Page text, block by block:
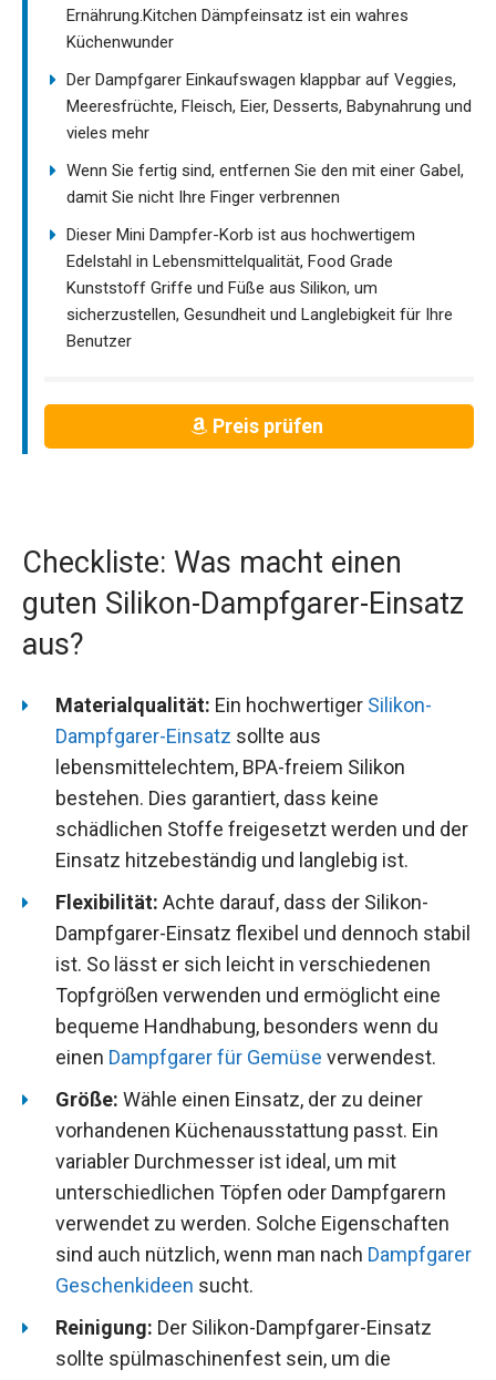
Ernährung.Kitchen Dämpfeinsatz ist ein wahres
Küchenwunder
Der Dampfgarer Einkaufswagen klappbar auf Veggies,
Meeresfrüchte, Fleisch, Eier, Desserts, Babynahrung und
vieles mehr
Wenn Sie fertig sind, entfernen Sie den mit einer Gabel,
damit Sie nicht Ihre Finger verbrennen
Dieser Mini Dampfer-Korb ist aus hochwertigem
Edelstahl in Lebensmittelqualität, Food Grade
Kunststoff Griffe und Füße aus Silikon, um
sicherzustellen, Gesundheit und Langlebigkeit für Ihre
Benutzer
Preis prüfen
Checkliste: Was macht einen
guten Silikon-Dampfgarer-Einsatz
aus?
Materialqualität: Ein hochwertiger Silikon-
Dampfgarer-Einsatz sollte aus
lebensmittelechtem, BPA-freiem Silikon
bestehen. Dies garantiert, dass keine
schädlichen Stoffe freigesetzt werden und der
Einsatz hitzebeständig und langlebig ist.
Flexibilität: Achte darauf, dass der Silikon-
Dampfgarer-Einsatz flexibel und dennoch stabil
ist. So lässt er sich leicht in verschiedenen
Topfgrößen verwenden und ermöglicht eine
bequeme Handhabung, besonders wenn du
einen Dampfgarer für Gemüse verwendest.
Größe: Wähle einen Einsatz, der zu deiner
vorhandenen Küchenausstattung passt. Ein
variabler Durchmesser ist ideal, um mit
unterschiedlichen Töpfen oder Dampfgarern
verwendet zu werden. Solche Eigenschaften
sind auch nützlich, wenn man nach Dampfgarer
Geschenkideen sucht.
Reinigung: Der Silikon-Dampfgarer-Einsatz
sollte spülmaschinenfest sein, um die